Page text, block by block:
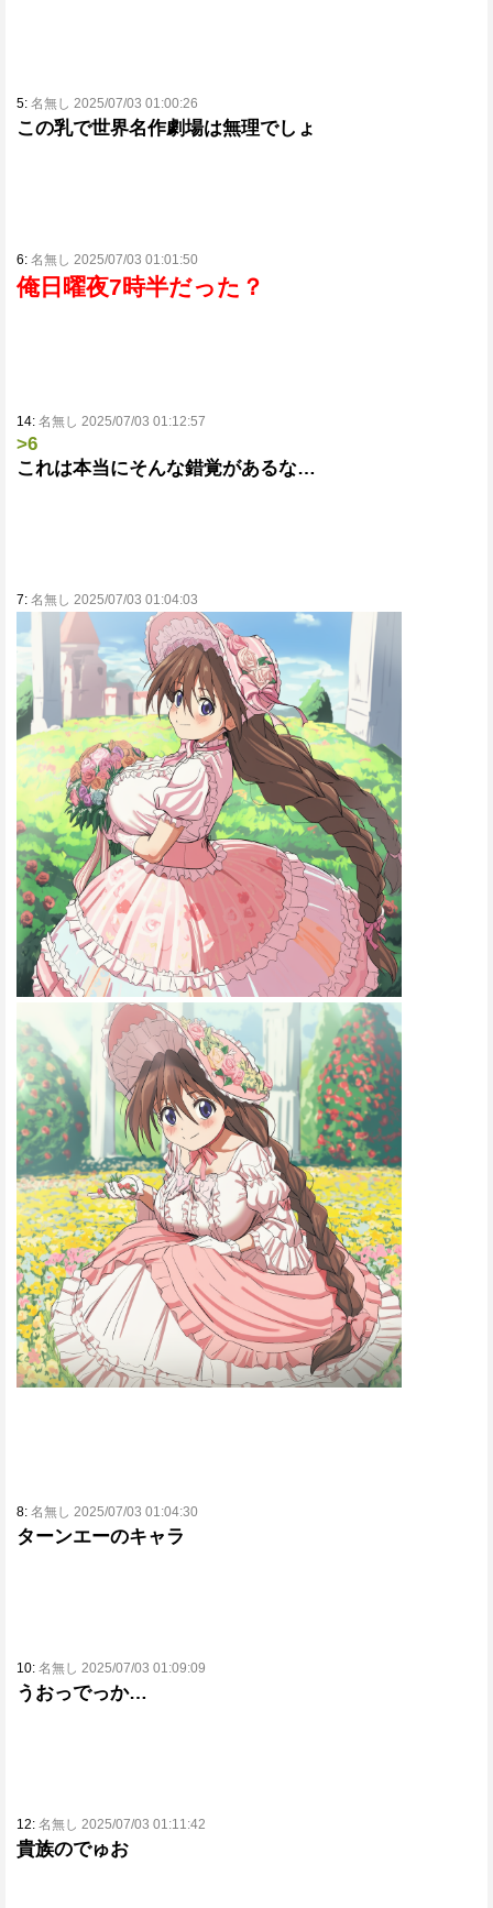
5: 名無し 2025/07/03 01:00:26
この乳で世界名作劇場は無理でしょ
6: 名無し 2025/07/03 01:01:50
俺日曜夜7時半だった？
14: 名無し 2025/07/03 01:12:57
>6
これは本当にそんな錯覚があるな…
7: 名無し 2025/07/03 01:04:03
8: 名無し 2025/07/03 01:04:30
ターンエーのキャラ
10: 名無し 2025/07/03 01:09:09
うおっでっか…
12: 名無し 2025/07/03 01:11:42
貴族のでゅお